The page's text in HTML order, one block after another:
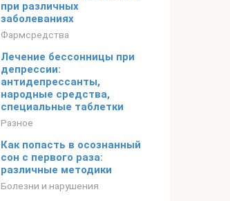
при различных
заболеваниях
Фармсредства
Лечение бессонницы при
депрессии:
антидепрессанты,
народные средства,
специальные таблетки
Разное
Как попасть в осознанный
сон с первого раза:
различные методики
Болезни и нарушения